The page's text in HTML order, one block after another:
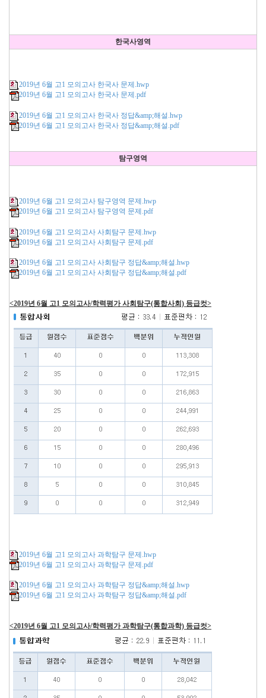
한국사영역
2019년 6월 고1 모의고사 한국사 문제.hwp
2019년 6월 고1 모의고사 한국사 문제.pdf
2019년 6월 고1 모의고사 한국사 정답&amp;해설.hwp
2019년 6월 고1 모의고사 한국사 정답&amp;해설.pdf
탐구영역
2019년 6월 고1 모의고사 탐구영역 문제.hwp
2019년 6월 고1 모의고사 탐구영역 문제.pdf
2019년 6월 고1 모의고사 사회탐구 문제.hwp
2019년 6월 고1 모의고사 사회탐구 문제.pdf
2019년 6월 고1 모의고사 사회탐구 정답&amp;해설.hwp
2019년 6월 고1 모의고사 사회탐구 정답&amp;해설.pdf
<2019년 6월 고1 모의고사/학력평가 사회탐구(통합사회) 등급컷>
2019년 6월 고1 모의고사 과학탐구 문제.hwp
2019년 6월 고1 모의고사 과학탐구 문제.pdf
2019년 6월 고1 모의고사 과학탐구 정답&amp;해설.hwp
2019년 6월 고1 모의고사 과학탐구 정답&amp;해설.pdf
<2019년 6월 고1 모의고사/학력평가 과학탐구(통합과학) 등급컷>